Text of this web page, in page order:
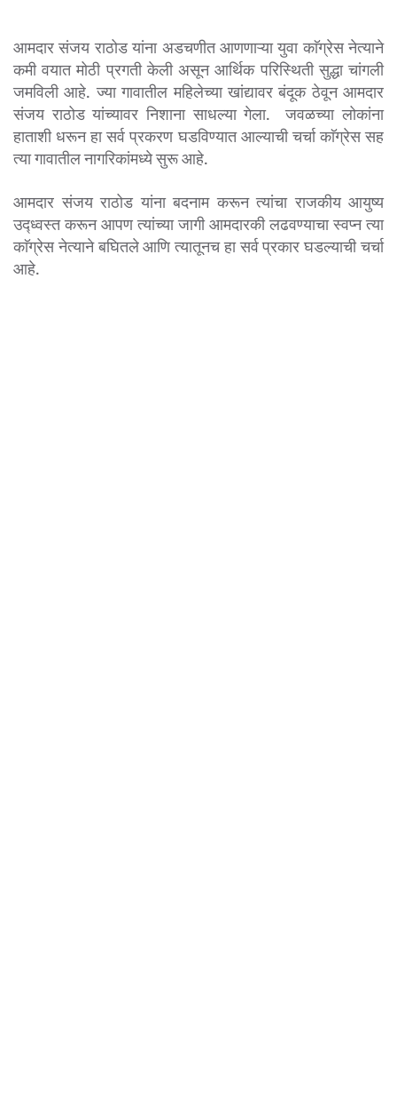
आमदार संजय राठोड यांना अडचणीत आणणाऱ्या युवा काॅग्रेस नेत्याने
कमी वयात मोठी प्रगती केली असून आर्थिक परिस्थिती सुद्धा चांगली
जमविली आहे. ज्या गावातील महिलेच्या खांद्यावर बंदूक ठेवून आमदार
संजय राठोड यांच्यावर निशाना साधल्या गेला. जवळच्या लोकांना
हाताशी धरून हा सर्व प्रकरण घडविण्यात आल्याची चर्चा काॅग्रेस सह
त्या गावातील नागरिकांमध्ये सुरू आहे.
आमदार संजय राठोड यांना बदनाम करून त्यांचा राजकीय आयुष्य
उद्ध्वस्त करून आपण त्यांच्या जागी आमदारकी लढवण्याचा स्वप्न त्या
काॅग्रेस नेत्याने बघितले आणि त्यातूनच हा सर्व प्रकार घडल्याची चर्चा
आहे.